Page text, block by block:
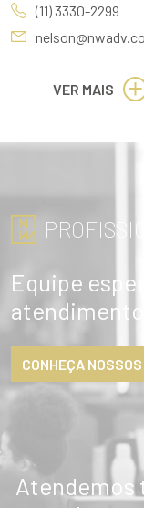
(11) 3330-2299
VER MAIS
Equipe
atendimento
CONHEÇA
Atendemos